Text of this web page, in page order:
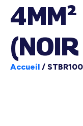
4MM²
Accueil /